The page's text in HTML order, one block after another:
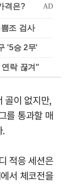
조 검사
'5승 2무'
연락 끊겨"
골이 없지만,
를 통과할 매
.
적응 세션은
서 체코전을